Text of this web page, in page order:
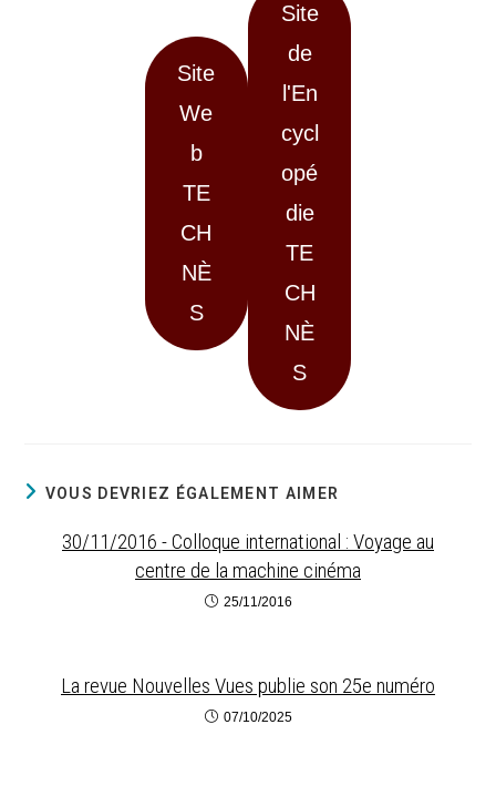
Site
We
b
TE
CH
NÈ
S
Site
de
l'En
cycl
opé
die
TE
CH
NÈ
S
VOUS DEVRIEZ ÉGALEMENT AIMER
30/11/2016 - Colloque international : Voyage au
centre de la machine cinéma
25/11/2016
La revue Nouvelles Vues publie son 25e numéro
07/10/2025